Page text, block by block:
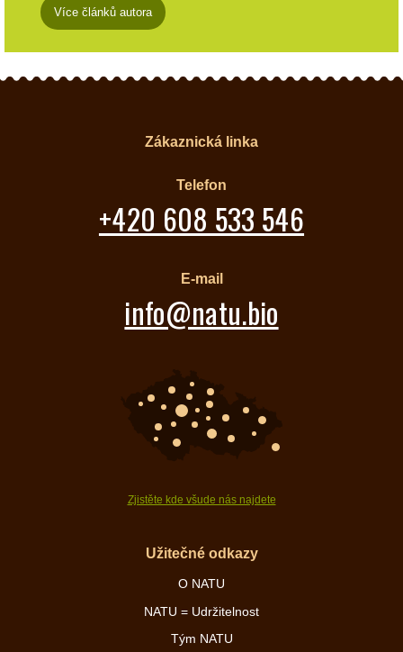
Více článků autora
Zákaznická linka
Telefon
+420 608 533 546
E-mail
info@natu.bio
Zjistěte kde všude nás najdete
Užitečné odkazy
O NATU
NATU = Udržitelnost
Tým NATU